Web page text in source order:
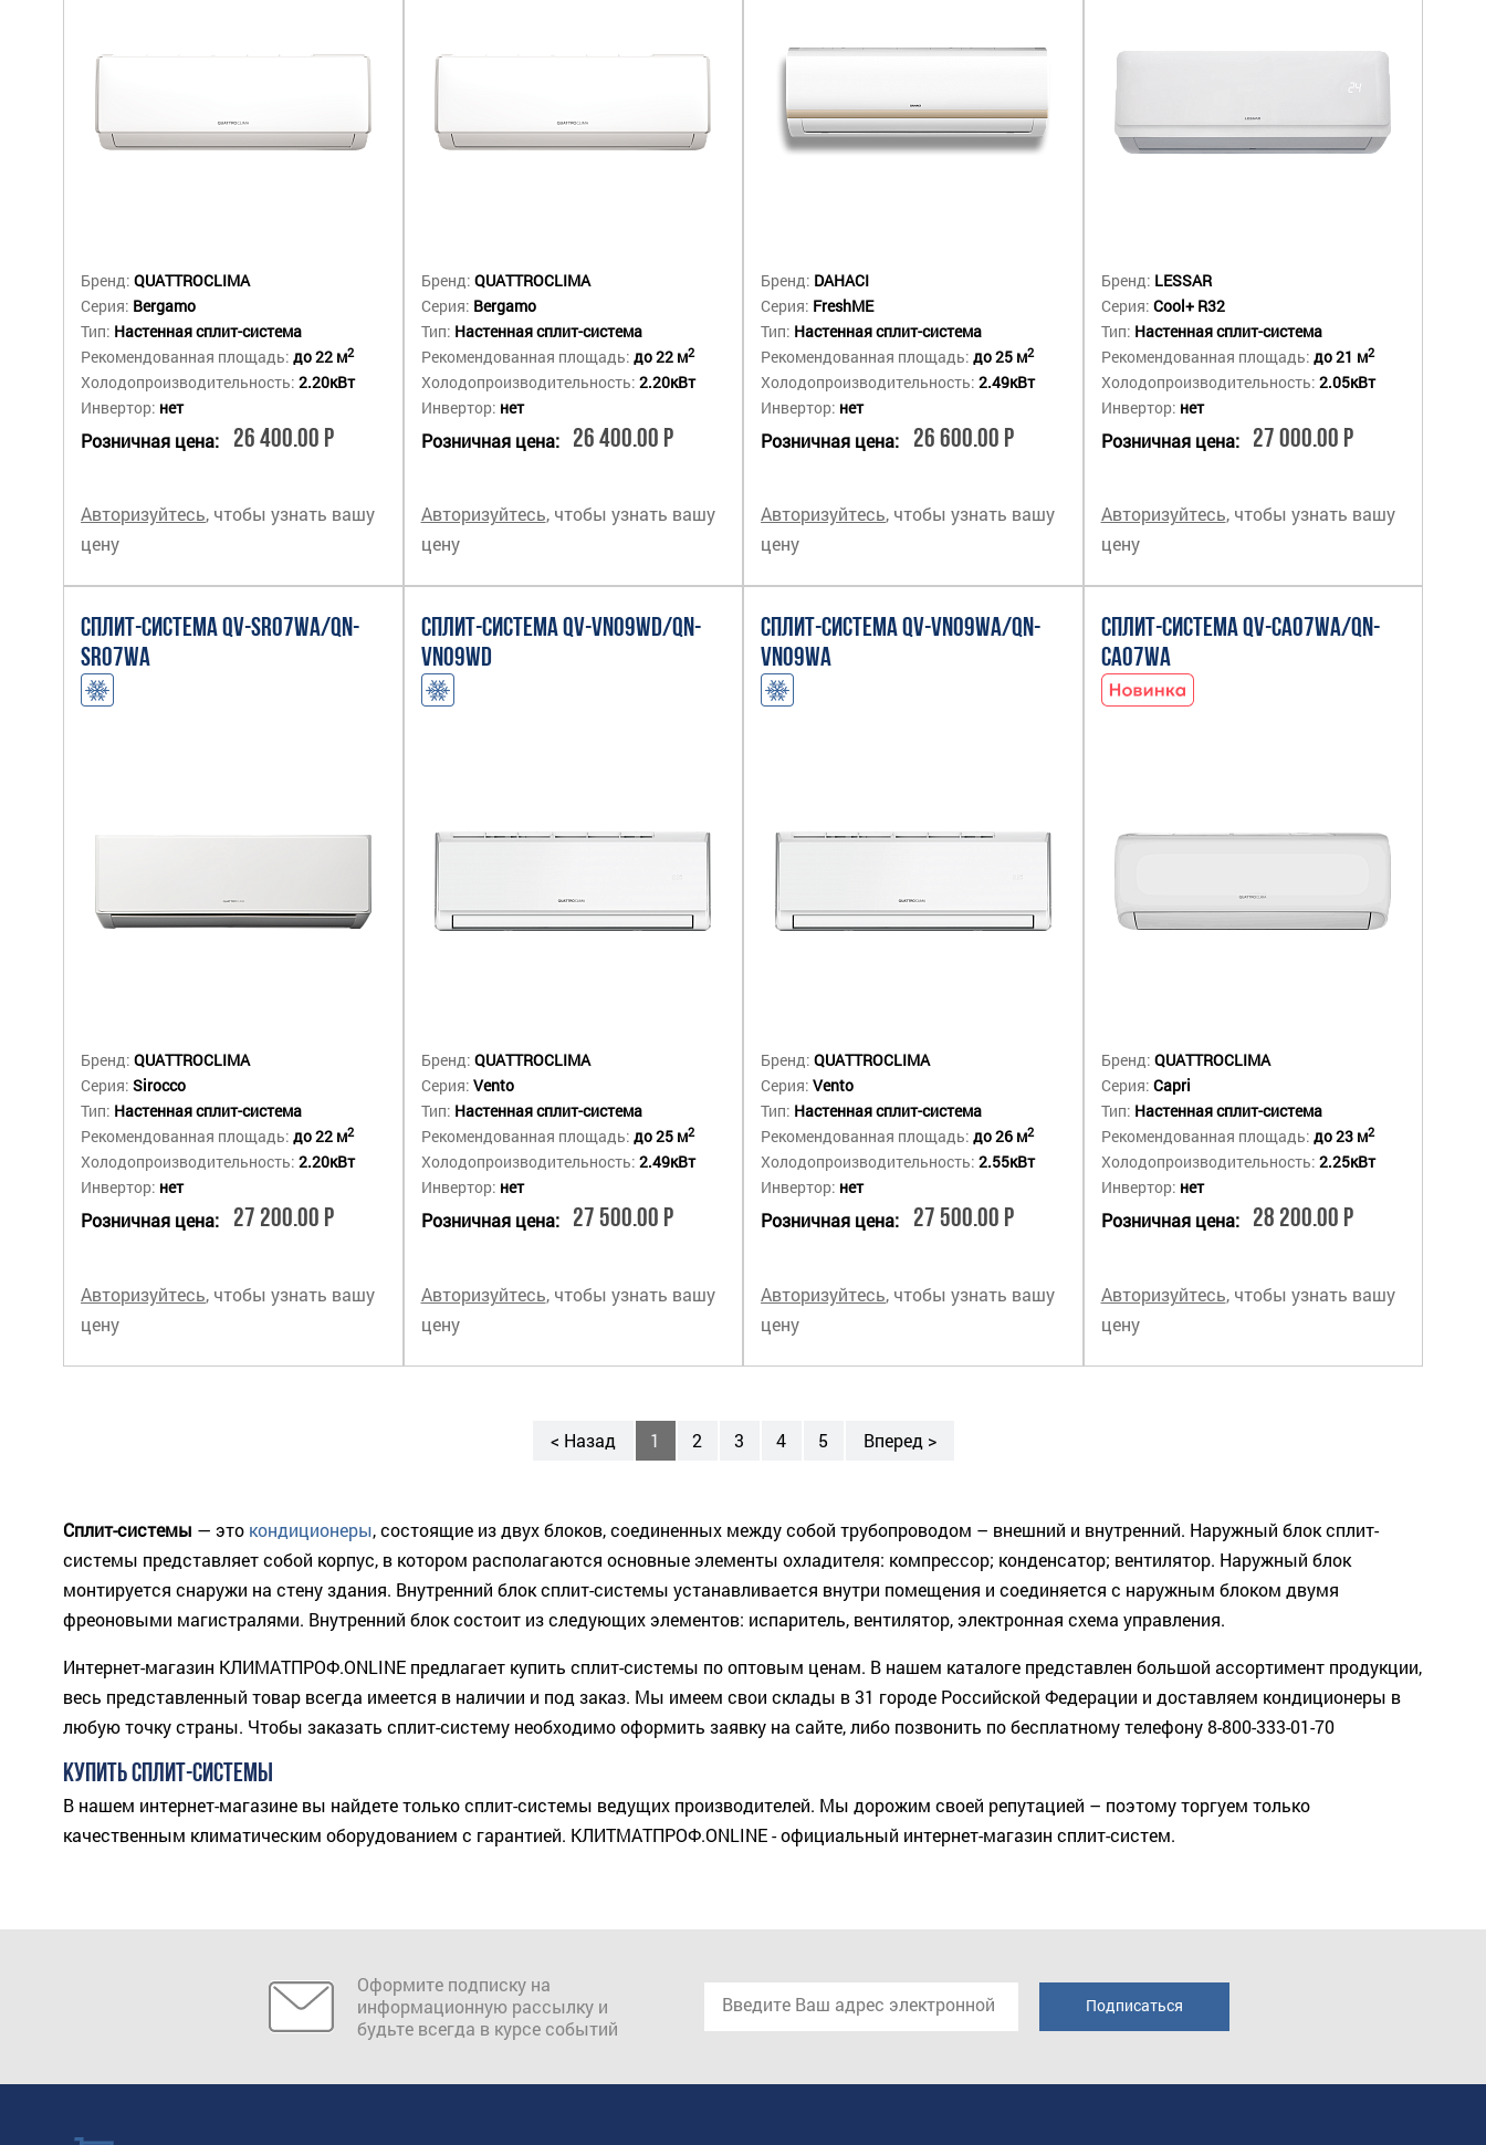
Бренд: QUATTROCLIMA
Серия: Bergamo
Тип: Настенная сплит-система
Рекомендованная площадь: до 22 м2
Холодопроизводительность: 2.20кВт
Инвертор: нет
Розничная цена: 26 400.00 Р
Авторизуйтесь, чтобы узнать вашу
цену
Бренд: QUATTROCLIMA
Серия: Bergamo
Тип: Настенная сплит-система
Рекомендованная площадь: до 22 м2
Холодопроизводительность: 2.20кВт
Инвертор: нет
Розничная цена: 26 400.00 Р
Авторизуйтесь, чтобы узнать вашу
цену
Бренд: DAHACI
Серия: FreshME
Тип: Настенная сплит-система
Рекомендованная площадь: до 25 м2
Холодопроизводительность: 2.49кВт
Инвертор: нет
Розничная цена: 26 600.00 Р
Авторизуйтесь, чтобы узнать вашу
цену
Бренд: LESSAR
Серия: Cool+ R32
Тип: Настенная сплит-система
Рекомендованная площадь: до 21 м2
Холодопроизводительность: 2.05кВт
Инвертор: нет
Розничная цена: 27 000.00 Р
Авторизуйтесь, чтобы узнать вашу
цену
СПЛИТ-СИСТЕМА QV-SR07WA/QN-
SR07WA
Бренд: QUATTROCLIMA
Серия: Sirocco
Тип: Настенная сплит-система
Рекомендованная площадь: до 22 м2
Холодопроизводительность: 2.20кВт
Инвертор: нет
Розничная цена: 27 200.00 Р
Авторизуйтесь, чтобы узнать вашу
цену
СПЛИТ-СИСТЕМА QV-VN09WD/QN-
VN09WD
Бренд: QUATTROCLIMA
Серия: Vento
Тип: Настенная сплит-система
Рекомендованная площадь: до 25 м2
Холодопроизводительность: 2.49кВт
Инвертор: нет
Розничная цена: 27 500.00 Р
Авторизуйтесь, чтобы узнать вашу
цену
СПЛИТ-СИСТЕМА QV-VN09WA/QN-
VN09WA
Бренд: QUATTROCLIMA
Серия: Vento
Тип: Настенная сплит-система
Рекомендованная площадь: до 26 м2
Холодопроизводительность: 2.55кВт
Инвертор: нет
Розничная цена: 27 500.00 Р
Авторизуйтесь, чтобы узнать вашу
цену
СПЛИТ-СИСТЕМА QV-CA07WA/QN-
CA07WA
Бренд: QUATTROCLIMA
Серия: Capri
Тип: Настенная сплит-система
Рекомендованная площадь: до 23 м2
Холодопроизводительность: 2.25кВт
Инвертор: нет
Розничная цена: 28 200.00 Р
Авторизуйтесь, чтобы узнать вашу
цену
< Назад 1 2 3 4 5 Вперед >
Сплит-системы — это кондиционеры, состоящие из двух блоков, соединенных между собой трубопроводом – внешний и внутренний. Наружный блок сплит-
системы представляет собой корпус, в котором располагаются основные элементы охладителя: компрессор; конденсатор; вентилятор. Наружный блок
монтируется снаружи на стену здания. Внутренний блок сплит-системы устанавливается внутри помещения и соединяется с наружным блоком двумя
фреоновыми магистралями. Внутренний блок состоит из следующих элементов: испаритель, вентилятор, электронная схема управления.
Интернет-магазин КЛИМАТПРОФ.ONLINE предлагает купить сплит-системы по оптовым ценам. В нашем каталоге представлен большой ассортимент продукции,
весь представленный товар всегда имеется в наличии и под заказ. Мы имеем свои склады в 31 городе Российской Федерации и доставляем кондиционеры в
любую точку страны. Чтобы заказать сплит-систему необходимо оформить заявку на сайте, либо позвонить по бесплатному телефону 8-800-333-01-70
КУПИТЬ СПЛИТ-СИСТЕМЫ
В нашем интернет-магазине вы найдете только сплит-системы ведущих производителей. Мы дорожим своей репутацией – поэтому торгуем только
качественным климатическим оборудованием с гарантией. КЛИТМАТПРОФ.ONLINE - официальный интернет-магазин сплит-систем.
Оформите подписку на
информационную рассылку и
будьте всегда в курсе событий